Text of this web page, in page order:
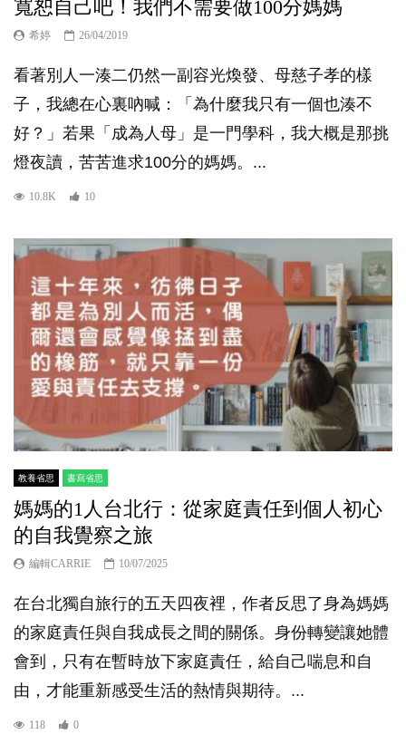
寬恕自己吧！我們不需要做100分媽媽
希婷 26/04/2019
看著別人一湊二仍然一副容光煥發、母慈子孝的樣
子，我總在心裏吶喊：「為什麼我只有一個也湊不
好？」若果「成為人母」是一門學科，我大概是那挑
燈夜讀，苦苦進求100分的媽媽。...
10.8K 10
教養省思 書寫省思
媽媽的1人台北行：從家庭責任到個人初心
的自我覺察之旅
編輯CARRIE 10/07/2025
在台北獨自旅行的五天四夜裡，作者反思了身為媽媽
的家庭責任與自我成長之間的關係。身份轉變讓她體
會到，只有在暫時放下家庭責任，給自己喘息和自
由，才能重新感受生活的熱情與期待。...
118 0